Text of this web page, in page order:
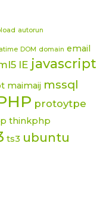
autorun
DOM domain email
IE javascript
maimaij mssql
protoytpe
thinkphp
ts3 ubuntu